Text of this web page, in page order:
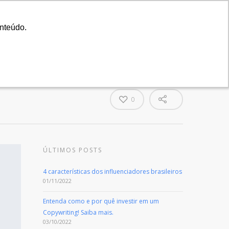
0
ÚLTIMOS POSTS
4 características dos influenciadores brasileiros
01/11/2022
Entenda como e por quê investir em um
Copywriting! Saiba mais.
03/10/2022